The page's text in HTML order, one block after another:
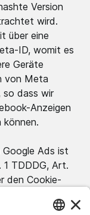
Version
wird.
über eine
ID, womit es
Geräte
von Meta
so dass wir
Anzeigen
können.
Ads ist
1 TDDDG, Art.
den Cookie-
Angaben
im Cookie-